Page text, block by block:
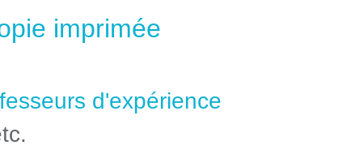
imprimée
d'expérience